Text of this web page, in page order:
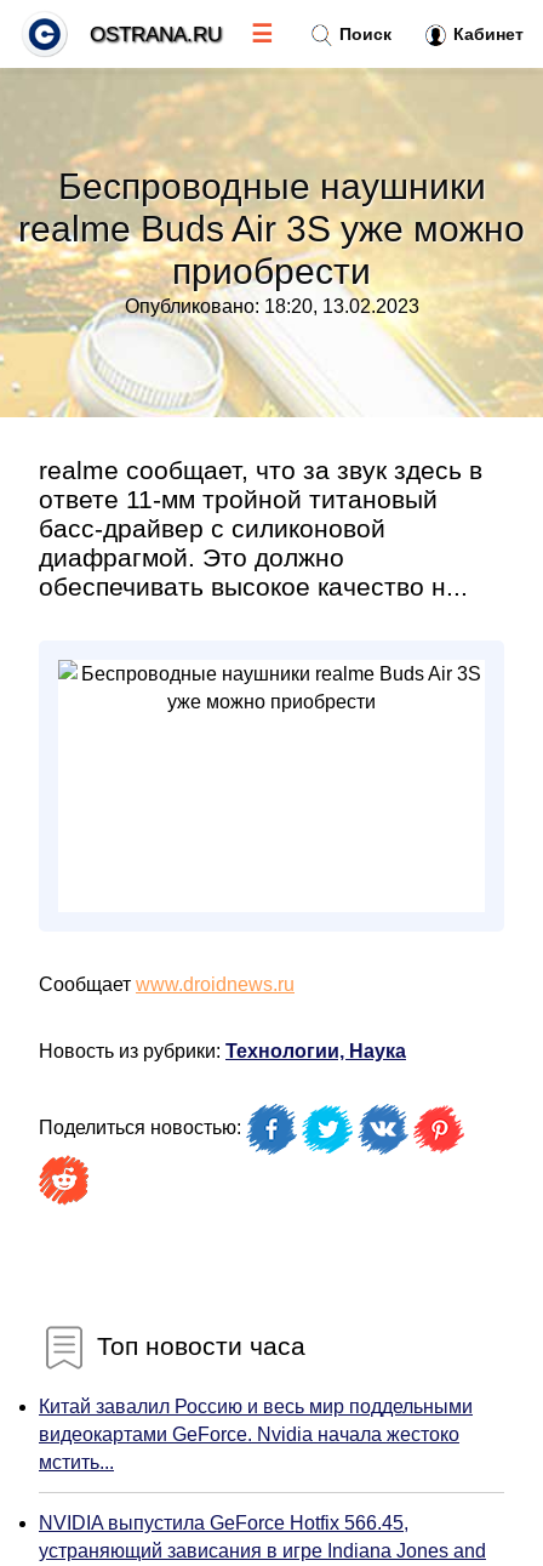
Беспроводные наушники
realme Buds Air 3S уже можно
приобрести
Опубликовано: 18:20, 13.02.2023
realme сообщает, что за звук здесь в
ответе 11-мм тройной титановый
басс-драйвер с силиконовой
диафрагмой. Это должно
обеспечивать высокое качество н...
Сообщает www.droidnews.ru
Новость из рубрики: Технологии, Наука
Поделиться новостью:
Топ новости часа
Китай завалил Россию и весь мир поддельными
видеокартами GeForce. Nvidia начала жестоко
мстить...
NVIDIA выпустила GeForce Hotfix 566.45,
устраняющий зависания в игре Indiana Jones and
Поиск Кабинет
OSTRANA.RU ☰
Тренды новостей»
Рубрики»
Правила
Контакт»